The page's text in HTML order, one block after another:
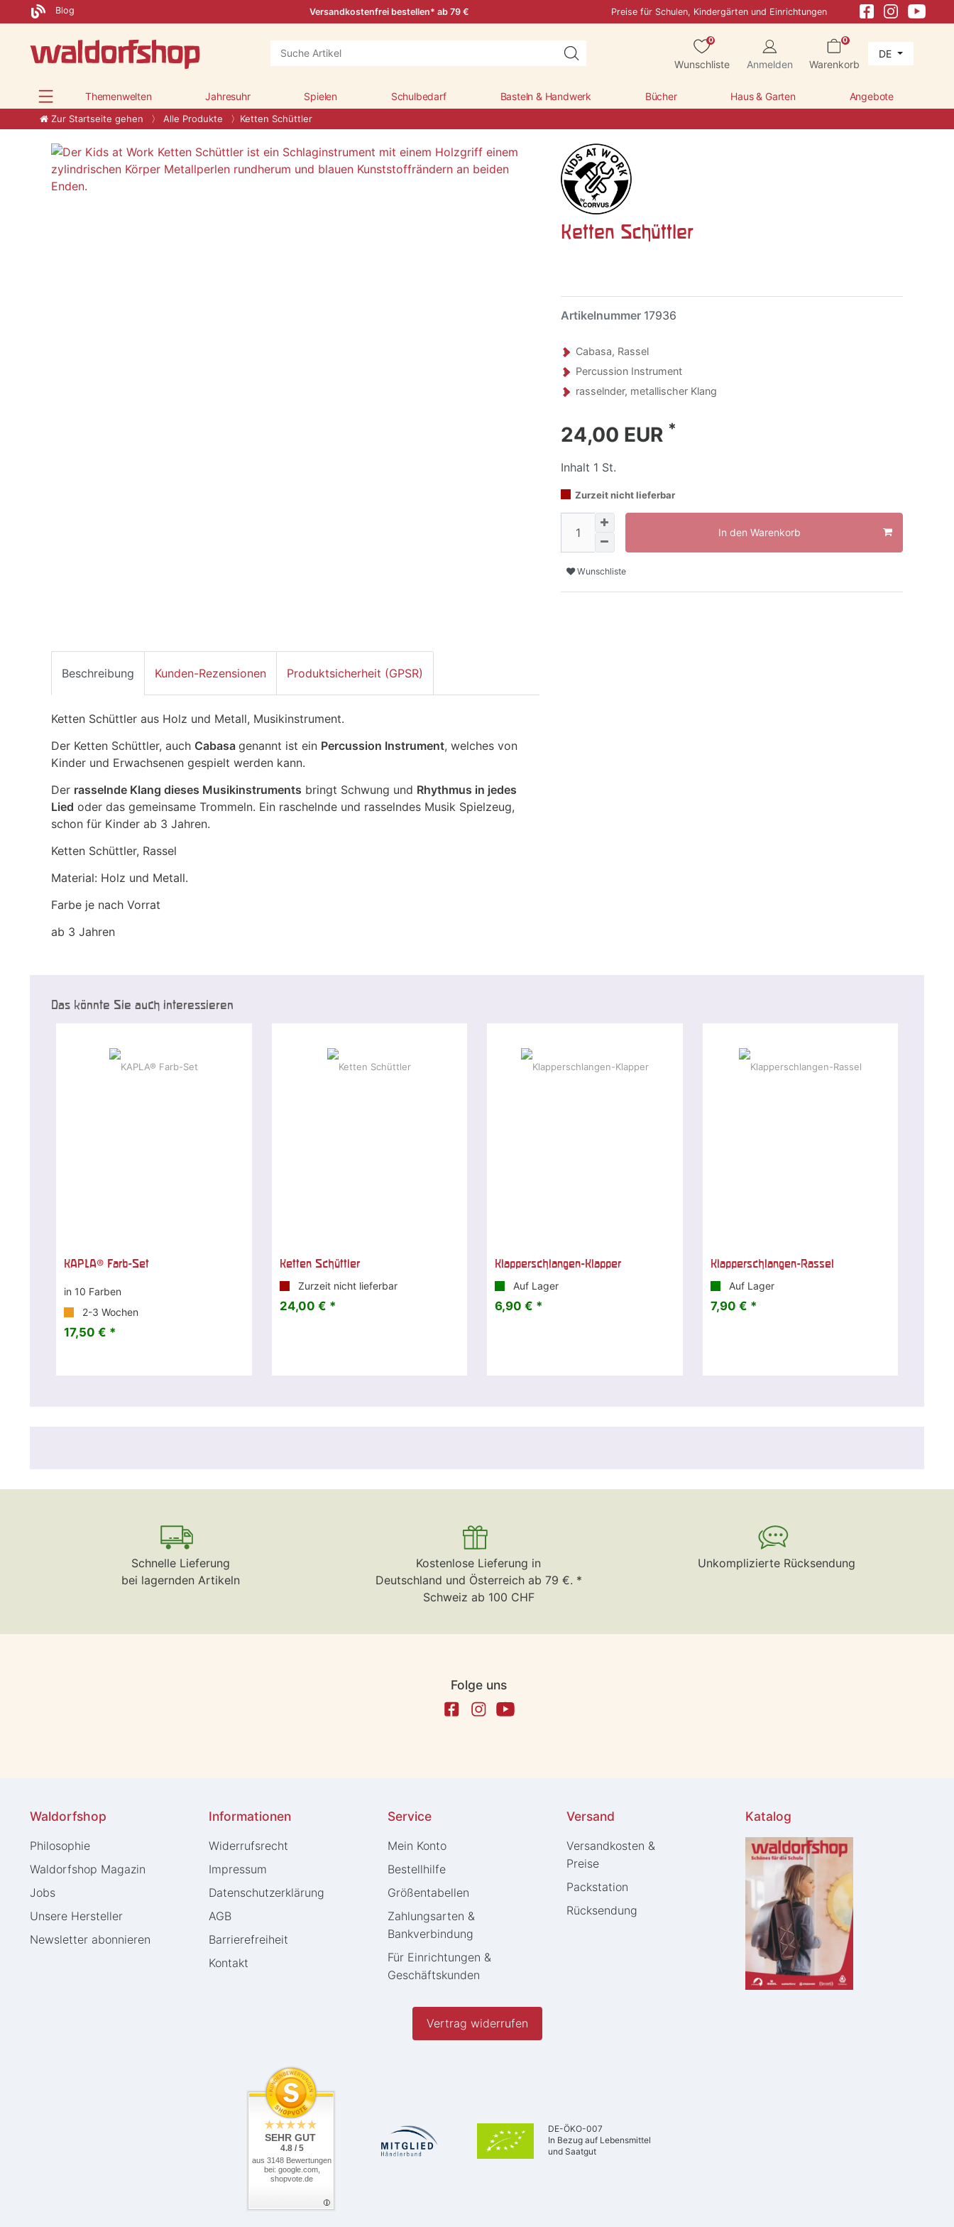
Blog Versandkostenfrei bestellen* ab 79 € Preise für Schulen, Kindergärten und Einrichtungen
0
Wunschliste Anmelden
0
Warenkorb
DE
Themenwelten Jahresuhr Spielen Schulbedarf Basteln & Handwerk Bücher Haus & Garten Angebote
Zur Startseite gehen Alle Produkte Ketten Schüttler
Ketten Schüttler
Artikelnummer 17936
Cabasa, Rassel
Percussion Instrument
rasselnder, metallischer Klang
24,00 EUR *
Inhalt 1 St.
Zurzeit nicht lieferbar
In den Warenkorb
Wunschliste
Beschreibung Kunden-Rezensionen Produktsicherheit (GPSR)
Ketten Schüttler aus Holz und Metall, Musikinstrument.
Der Ketten Schüttler, auch Cabasa genannt ist ein Percussion Instrument, welches von
Kinder und Erwachsenen gespielt werden kann.
Der rasselnde Klang dieses Musikinstruments bringt Schwung und Rhythmus in jedes
Lied oder das gemeinsame Trommeln. Ein raschelnde und rasselndes Musik Spielzeug,
schon für Kinder ab 3 Jahren.
Ketten Schüttler, Rassel
Material: Holz und Metall.
Farbe je nach Vorrat
ab 3 Jahren
Das könnte Sie auch interessieren
KAPLA® Farb-Set
in 10 Farben
2-3 Wochen
17,50 € *
Ketten Schüttler
Zurzeit nicht lieferbar
24,00 € *
Klapperschlangen-Klapper
Auf Lager
6,90 € *
Klapperschlangen-Rassel
Auf Lager
7,90 € *
Schnelle Lieferung
bei lagernden Artikeln
Kostenlose Lieferung in
Deutschland und Österreich ab 79 €. *
Schweiz ab 100 CHF
Unkomplizierte Rücksendung
Folge uns
Waldorfshop
Philosophie
Waldorfshop Magazin
Jobs
Unsere Hersteller
Newsletter abonnieren
Informationen
Widerrufs­recht
Impressum
Daten­schutz­erklärung
AGB
Barrierefreiheit
Kontakt
Service
Mein Konto
Bestellhilfe
Größentabellen
Zahlungsarten &
Bankverbindung
Für Einrichtungen &
Geschäftskunden
Versand
Versandkosten &
Preise
Packstation
Rücksendung
Katalog
Vertrag widerrufen
SEHR GUT
4.8 / 5
aus 3148 Bewertungen
bei: google.com,
shopvote.de
DE-ÖKO-007
In Bezug auf Lebensmittel
und Saatgut